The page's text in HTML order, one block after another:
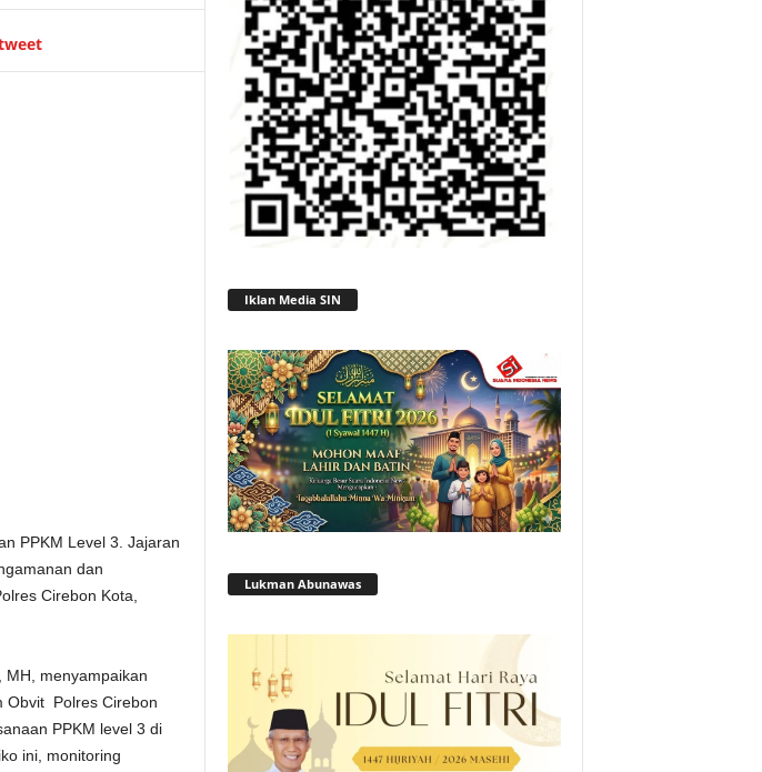
PPKM Level 3. Jajaran
dan
Cirebon Kota,
MH, menyampaikan
Obvit Polres Cirebon
PPKM level 3 di
ini, monitoring
Iklan Media SIN
Lukman Abunawas